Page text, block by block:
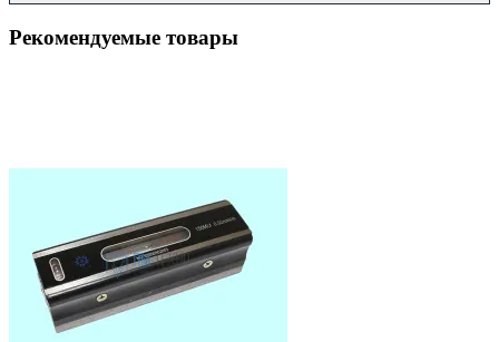
Рекомендуемые товары